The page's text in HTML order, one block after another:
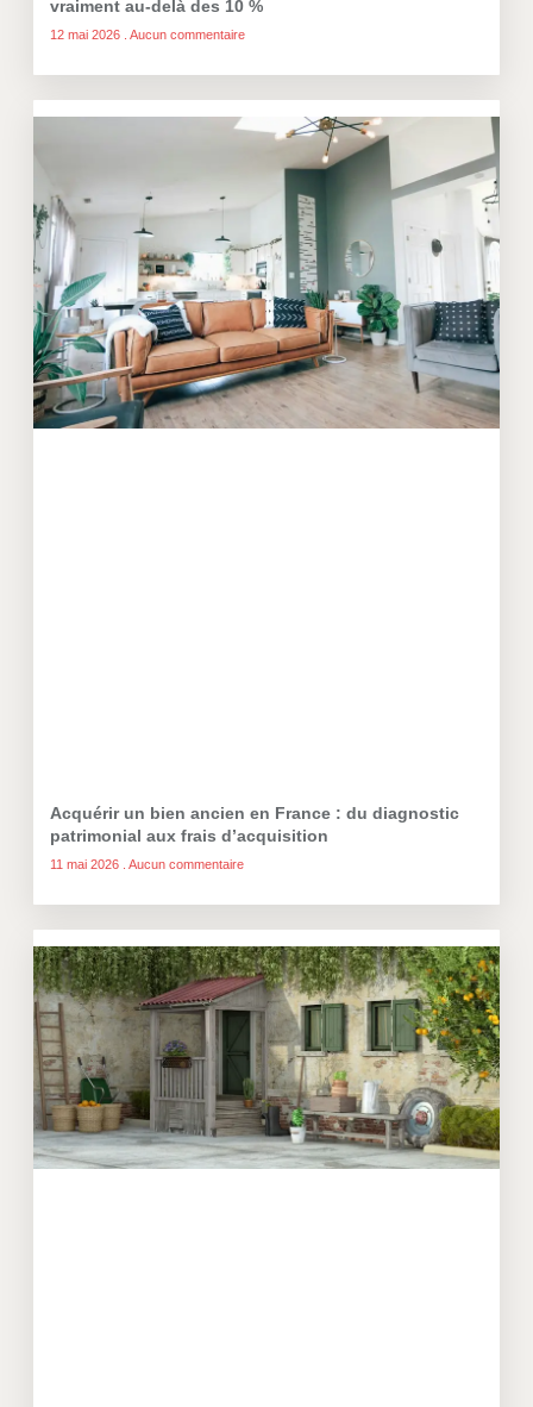
vraiment au-delà des 10 %
12 mai 2026 Aucun commentaire
Acquérir un bien ancien en France : du diagnostic
patrimonial aux frais d’acquisition
11 mai 2026 Aucun commentaire